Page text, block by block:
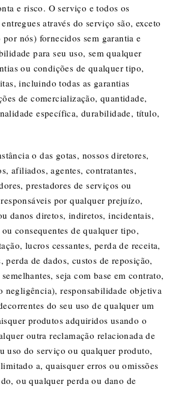
e risco. O serviço e todos os
através do serviço são, exceto
nós) fornecidos sem garantia e
para seu uso, sem qualquer
ou condições de qualquer tipo,
incluindo todas as garantias
de comercialização, quantidade,
específica, durabilidade, título,
o das gotas, nossos diretores,
afiliados, agentes, contratantes,
prestadores de serviços ou
por qualquer prejuízo,
danos diretos, indiretos, incidentais,
consequentes de qualquer tipo,
lucros cessantes, perda de receita,
perda de dados, custos de reposição,
seja com base em contrato,
responsabilidade objetiva
do seu uso de qualquer um
produtos adquiridos usando o
outra reclamação relacionada de
uso do serviço ou qualquer produto,
a, quaisquer erros ou omissões
ou qualquer perda ou dano de